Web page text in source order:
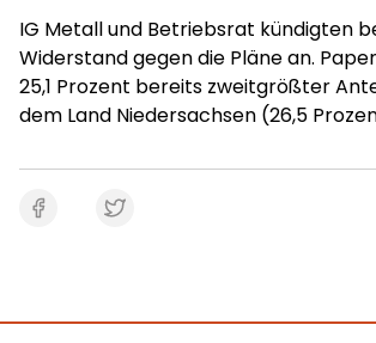
IG Metall und Betriebsrat kündigten
Widerstand gegen die Pläne an.
25,1 Prozent bereits zweitgrößter
dem Land Niedersachsen (26,5